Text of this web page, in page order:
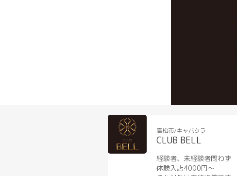
高松市/キャバクラ
CLUB BELL
経験者、未経験者問わず
体験入店4000円〜